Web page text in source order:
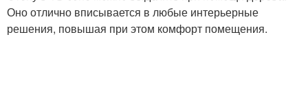
Оно отлично вписывается в любые интерьерные
решения, повышая при этом комфорт помещения.